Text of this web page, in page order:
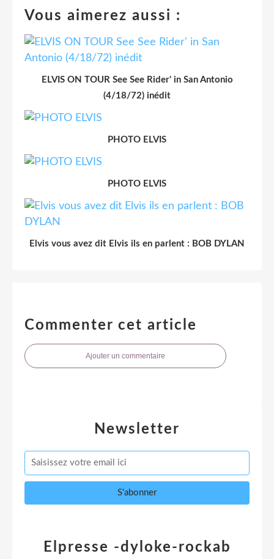
Vous aimerez aussi :
ELVIS ON TOUR See See Rider' in San Antonio
(4/18/72) inédit
PHOTO ELVIS
PHOTO ELVIS
Elvis vous avez dit Elvis ils en parlent : BOB DYLAN
Commenter cet article
Ajouter un commentaire
Newsletter
Elpresse -dyloke-rockab